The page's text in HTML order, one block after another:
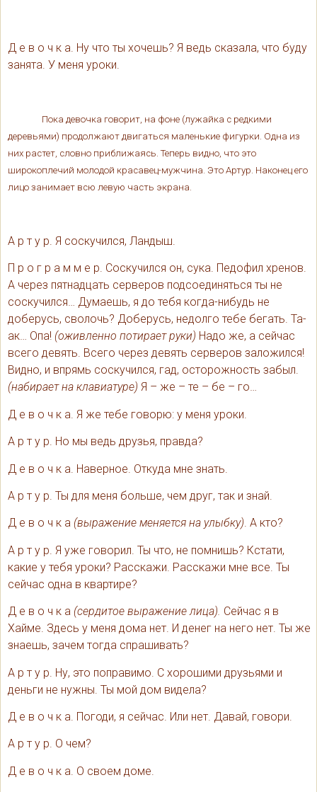
Д е в о ч к а. Ну что ты хочешь? Я ведь сказала, что буду
занята. У меня уроки.
Пока девочка говорит, на фоне (лужайка с редкими
деревьями) продолжают двигаться маленькие фигурки. Одна из
них растет, словно приближаясь. Теперь видно, что это
широкоплечий молодой красавец-мужчина. Это Артур. Наконец его
лицо занимает всю левую часть экрана.
А р т у р. Я соскучился, Ландыш.
П р о г р а м м е р. Соскучился он, сука. Педофил хренов.
А через пятнадцать серверов подсоединяться ты не
соскучился… Думаешь, я до тебя когда-нибудь не
доберусь, сволочь? Доберусь, недолго тебе бегать. Та-
ак… Опа! (оживленно потирает руки) Надо же, а сейчас
всего девять. Всего через девять серверов заложился!
Видно, и впрямь соскучился, гад, осторожность забыл.
(набирает на клавиатуре) Я – же – те – бе – го…
Д е в о ч к а. Я же тебе говорю: у меня уроки.
А р т у р. Но мы ведь друзья, правда?
Д е в о ч к а. Наверное. Откуда мне знать.
А р т у р. Ты для меня больше, чем друг, так и знай.
Д е в о ч к а (выражение меняется на улыбку). А кто?
А р т у р. Я уже говорил. Ты что, не помнишь? Кстати,
какие у тебя уроки? Расскажи. Расскажи мне все. Ты
сейчас одна в квартире?
Д е в о ч к а (сердитое выражение лица). Сейчас я в
Хайме. Здесь у меня дома нет. И денег на него нет. Ты же
знаешь, зачем тогда спрашивать?
А р т у р. Ну, это поправимо. С хорошими друзьями и
деньги не нужны. Ты мой дом видела?
Д е в о ч к а. Погоди, я сейчас. Или нет. Давай, говори.
А р т у р. О чем?
Д е в о ч к а. О своем доме.